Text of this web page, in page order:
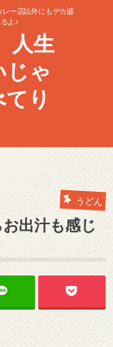
ー店以外にもデカ盛
よ♪
人生
じゃ
り
うどん
出汁も感じ